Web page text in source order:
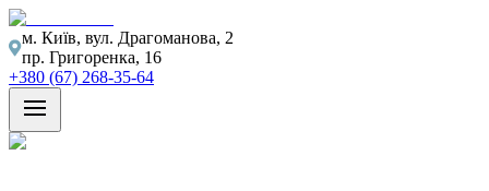
м. Київ, вул. Драгоманова, 2
пр. Григоренка, 16
+380 (67) 268-35-64